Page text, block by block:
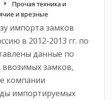
Прочая техника и
и врезные
импорта замков
в 2012-2013 гг. по
данные по
ввозимых замков,
компании
импортируемых